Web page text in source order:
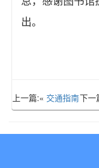
出。
上一篇:« 交通指南下一